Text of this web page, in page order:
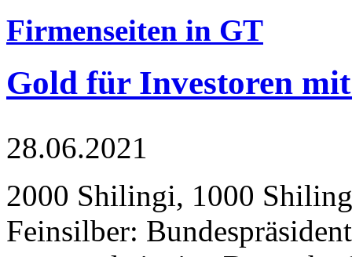
Firmenseiten in GT
Gold für Investoren
28.06.2021
2000 Shilingi, 1000
Feinsilber: